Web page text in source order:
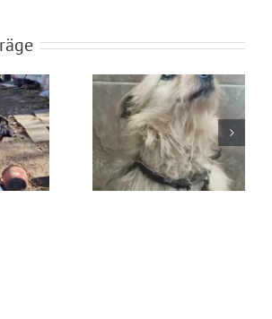
się
w lesie
Ratunek Lesia